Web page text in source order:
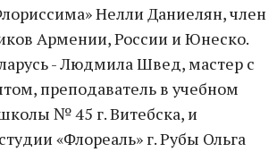
Нелли Даниелян, член
Армении, России и Юнеско.
- Людмила Швед, мастер с
преподаватель в учебном
№ 45 г. Витебска, и
«Флореаль» г. Рубы Ольга